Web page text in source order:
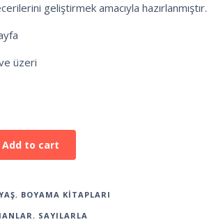
geliştirmek amacıyla hazırlanmıştır.
üzeri
Add to cart
, BOYAMA KITAPLARI
, SAYILARLA